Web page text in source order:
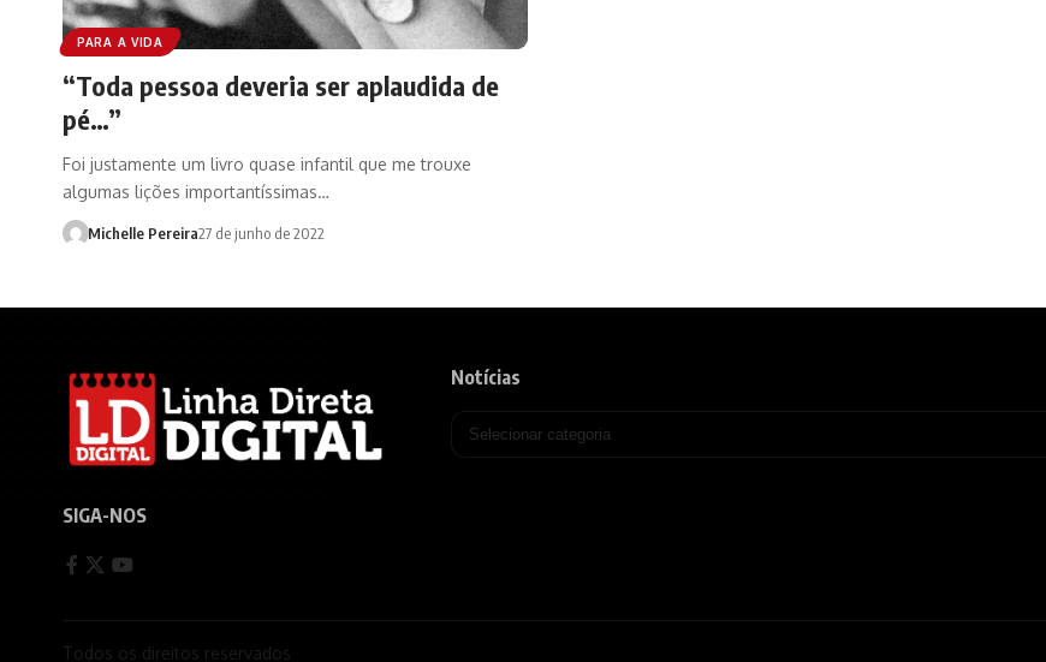
PARA A VIDA
“Toda pessoa deveria ser aplaudida de
pé…”
Foi justamente um livro quase infantil que me trouxe
algumas lições importantíssimas…
Michelle Pereira27 de junho de 2022
SIGA-NOS
Notícias
Todos os direitos reservados